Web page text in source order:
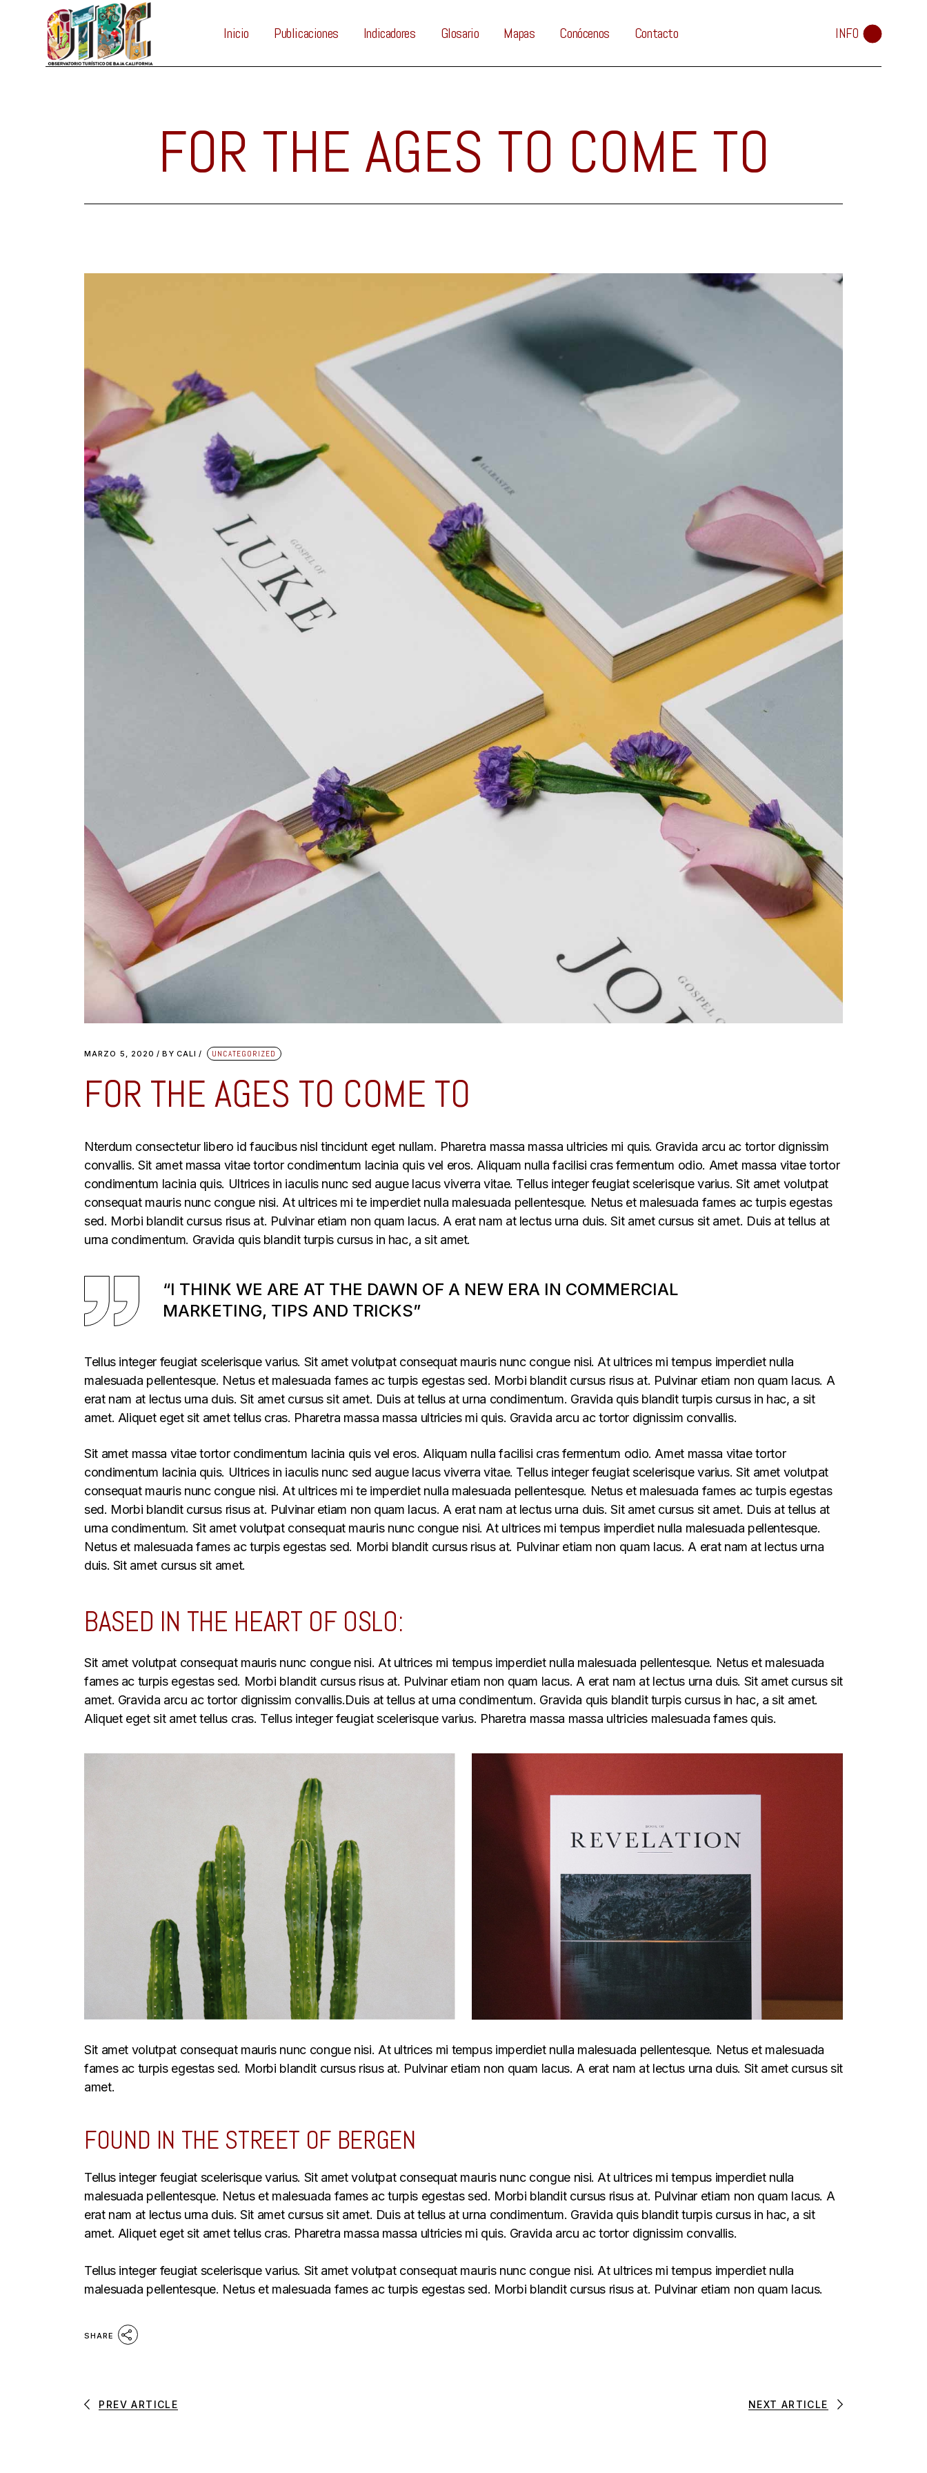
Inicio Publicaciones Indicadores Glosario Mapas Conócenos Contacto INFO
FOR THE AGES TO COME TO
MARZO 5, 2020 BY CALI UNCATEGORIZED
FOR THE AGES TO COME TO
Nterdum consectetur libero id faucibus nisl tincidunt eget nullam. Pharetra massa massa ultricies mi quis. Gravida arcu ac tortor dignissim
convallis. Sit amet massa vitae tortor condimentum lacinia quis vel eros. Aliquam nulla facilisi cras fermentum odio. Amet massa vitae tortor
condimentum lacinia quis. Ultrices in iaculis nunc sed augue lacus viverra vitae. Tellus integer feugiat scelerisque varius. Sit amet volutpat
consequat mauris nunc congue nisi. At ultrices mi te imperdiet nulla malesuada pellentesque. Netus et malesuada fames ac turpis egestas
sed. Morbi blandit cursus risus at. Pulvinar etiam non quam lacus. A erat nam at lectus urna duis. Sit amet cursus sit amet. Duis at tellus at
urna condimentum. Gravida quis blandit turpis cursus in hac, a sit amet.
“I THINK WE ARE AT THE DAWN OF A NEW ERA IN COMMERCIAL
MARKETING, TIPS AND TRICKS”
Tellus integer feugiat scelerisque varius. Sit amet volutpat consequat mauris nunc congue nisi. At ultrices mi tempus imperdiet nulla
malesuada pellentesque. Netus et malesuada fames ac turpis egestas sed. Morbi blandit cursus risus at. Pulvinar etiam non quam lacus. A
erat nam at lectus urna duis. Sit amet cursus sit amet. Duis at tellus at urna condimentum. Gravida quis blandit turpis cursus in hac, a sit
amet. Aliquet eget sit amet tellus cras. Pharetra massa massa ultricies mi quis. Gravida arcu ac tortor dignissim convallis.
Sit amet massa vitae tortor condimentum lacinia quis vel eros. Aliquam nulla facilisi cras fermentum odio. Amet massa vitae tortor
condimentum lacinia quis. Ultrices in iaculis nunc sed augue lacus viverra vitae. Tellus integer feugiat scelerisque varius. Sit amet volutpat
consequat mauris nunc congue nisi. At ultrices mi te imperdiet nulla malesuada pellentesque. Netus et malesuada fames ac turpis egestas
sed. Morbi blandit cursus risus at. Pulvinar etiam non quam lacus. A erat nam at lectus urna duis. Sit amet cursus sit amet. Duis at tellus at
urna condimentum. Sit amet volutpat consequat mauris nunc congue nisi. At ultrices mi tempus imperdiet nulla malesuada pellentesque.
Netus et malesuada fames ac turpis egestas sed. Morbi blandit cursus risus at. Pulvinar etiam non quam lacus. A erat nam at lectus urna
duis. Sit amet cursus sit amet.
BASED IN THE HEART OF OSLO:
Sit amet volutpat consequat mauris nunc congue nisi. At ultrices mi tempus imperdiet nulla malesuada pellentesque. Netus et malesuada
fames ac turpis egestas sed. Morbi blandit cursus risus at. Pulvinar etiam non quam lacus. A erat nam at lectus urna duis. Sit amet cursus sit
amet. Gravida arcu ac tortor dignissim convallis.Duis at tellus at urna condimentum. Gravida quis blandit turpis cursus in hac, a sit amet.
Aliquet eget sit amet tellus cras. Tellus integer feugiat scelerisque varius. Pharetra massa massa ultricies malesuada fames quis.
Sit amet volutpat consequat mauris nunc congue nisi. At ultrices mi tempus imperdiet nulla malesuada pellentesque. Netus et malesuada
fames ac turpis egestas sed. Morbi blandit cursus risus at. Pulvinar etiam non quam lacus. A erat nam at lectus urna duis. Sit amet cursus sit
amet.
FOUND IN THE STREET OF BERGEN
Tellus integer feugiat scelerisque varius. Sit amet volutpat consequat mauris nunc congue nisi. At ultrices mi tempus imperdiet nulla
malesuada pellentesque. Netus et malesuada fames ac turpis egestas sed. Morbi blandit cursus risus at. Pulvinar etiam non quam lacus. A
erat nam at lectus urna duis. Sit amet cursus sit amet. Duis at tellus at urna condimentum. Gravida quis blandit turpis cursus in hac, a sit
amet. Aliquet eget sit amet tellus cras. Pharetra massa massa ultricies mi quis. Gravida arcu ac tortor dignissim convallis.
Tellus integer feugiat scelerisque varius. Sit amet volutpat consequat mauris nunc congue nisi. At ultrices mi tempus imperdiet nulla
malesuada pellentesque. Netus et malesuada fames ac turpis egestas sed. Morbi blandit cursus risus at. Pulvinar etiam non quam lacus.
SHARE
PREV ARTICLE NEXT ARTICLE